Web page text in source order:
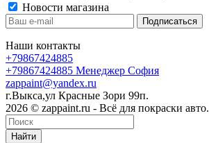
Новости магазина
Наши контакты
+79867424885
+79867424885 Менеджер София
zappaint@yandex.ru
г.Выкса,ул Красные Зори 99п.
2026 © zappaint.ru - Всё для покраски авто.
Найти